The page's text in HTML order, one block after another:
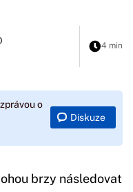
4 min
o
Diskuze
brzy následovat